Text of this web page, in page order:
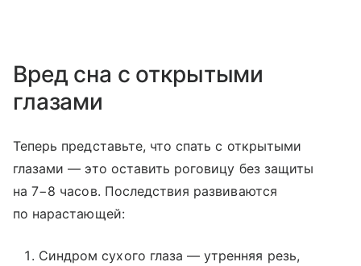
Вред сна с открытыми
глазами
Теперь представьте, что спать с открытыми
глазами — это оставить роговицу без защиты
на 7−8 часов. Последствия развиваются
по нарастающей:
Синдром сухого глаза ― утренняя резь,